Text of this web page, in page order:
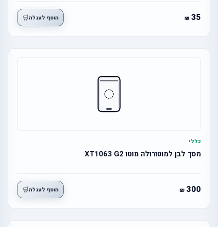
35 הוסף לעגלה🛒
כללי
מסך לבן למוטורולה מוטו XT1063 G2
300 הוסף לעגלה🛒